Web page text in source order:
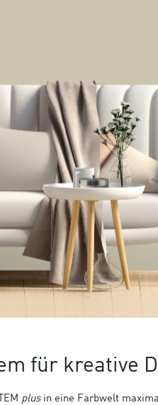
für kreative
plusin eine Farbwelt